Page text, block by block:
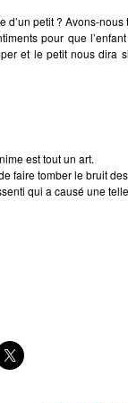
d’un petit ? Avons-
pour que
et le petit nous dira
est tout un art.
faire tomber le bruit des
qui a causé une telle